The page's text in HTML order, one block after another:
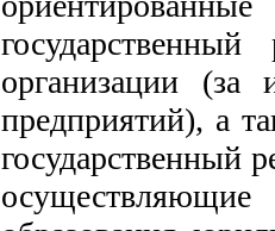
организации (за
предприятий), а
государственный
осуществляющие